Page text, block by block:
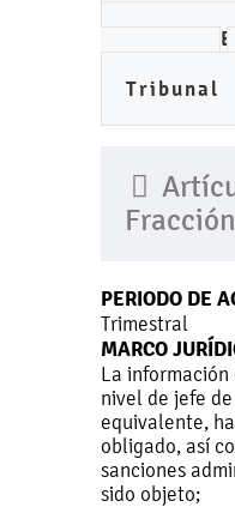
IMCUFIDE
Tribunal
PERIODO DE
Trimestral
MARCO
La
nivel de jefe
equivalente,
obligado, así
sanciones
sido objeto;